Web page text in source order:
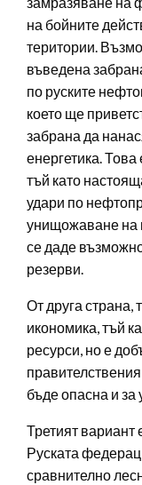
на бойните
територии.
въведена
по руските
което ще
забрана да
енергетика.
тъй като
удари по
унищожаване на
се даде
резерви.
От друга страна,
икономика, тъй
ресурси, но е
бъде опасна и за
Третият
Руската
сравнително